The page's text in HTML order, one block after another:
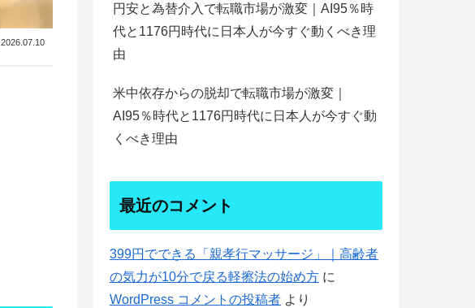
2026.07.10
円安と為替介入で転職市場が激変｜AI95％時
代と1176円時代に日本人が今すぐ動くべき理
由
米中依存からの脱却で転職市場が激変｜
AI95％時代と1176円時代に日本人が今すぐ動
くべき理由
最近のコメント
399円でできる「親孝行マッサージ」｜高齢者
の気力が10分で戻る軽擦法の始め方 に
WordPress コメントの投稿者 より